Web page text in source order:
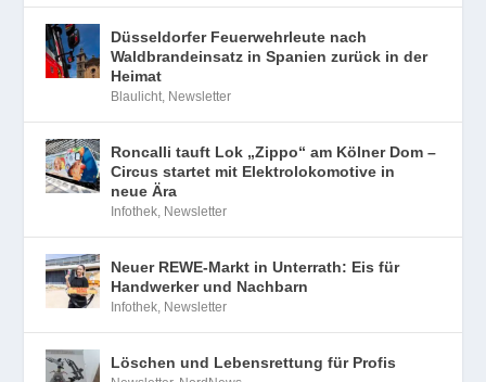
Düsseldorfer Feuerwehrleute nach
Waldbrandeinsatz in Spanien zurück in der
Heimat
Blaulicht, Newsletter
Roncalli tauft Lok „Zippo“ am Kölner Dom –
Circus startet mit Elektrolokomotive in
neue Ära
Infothek, Newsletter
Neuer REWE-Markt in Unterrath: Eis für
Handwerker und Nachbarn
Infothek, Newsletter
Löschen und Lebensrettung für Profis